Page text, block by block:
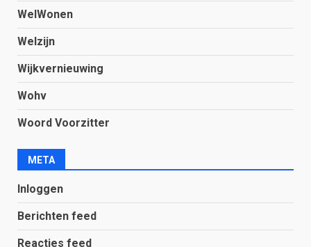
WelWonen
Welzijn
Wijkvernieuwing
Wohv
Woord Voorzitter
META
Inloggen
Berichten feed
Reacties feed